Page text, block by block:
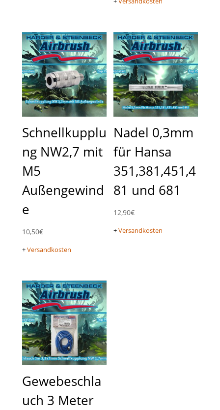
Schnellkupplu
ng NW2,7 mit
M5
Außengewind
e
10,50€
+Versandkosten
Nadel 0,3mm
für Hansa
351,381,451,4
81 und 681
12,90€
+Versandkosten
Gewebeschla
uch 3 Meter